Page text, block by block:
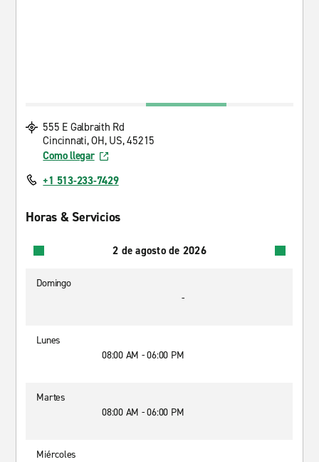
555 E Galbraith Rd
Cincinnati, OH, US, 45215
Como llegar
+1 513-233-7429
Horas & Servicios
2 de agosto de 2026
Domingo
-
Lunes
08:00 AM - 06:00 PM
Martes
08:00 AM - 06:00 PM
Miércoles